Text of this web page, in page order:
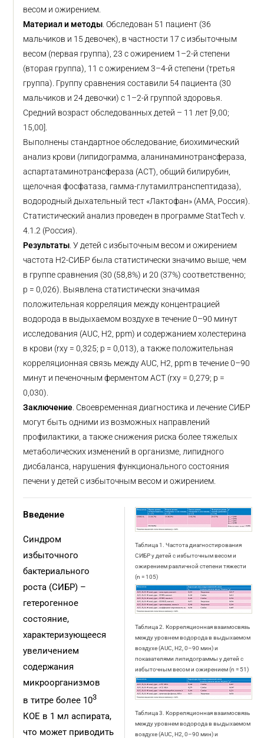
весом и ожирением.
Материал и методы . Обследован 51 пациент (36
мальчиков и 15 девочек), в частности 17 с избыточным
весом (первая группа), 23 с ожирением 1–2-й степени
(вторая группа), 11 с ожирением 3–4-й степени (третья
группа). Группу сравнения составили 54 пациента (30
мальчиков и 24 девочки) с 1–2-й группой здоровья.
Средний возраст обследованных детей – 11 лет [9,00;
15,00].
Выполнены стандартное обследование, биохимический
анализ крови (липидограмма, аланинаминотрансфераза,
аспартатаминотрансфераза (АСТ), общий билирубин,
щелочная фосфатаза, гамма-глутамилтранспептидаза),
водородный дыхательный тест «Лактофан» (АМА, Россия).
Статистический анализ проведен в программе StatTech v.
4.1.2 (Россия).
Результаты . У детей с избыточным весом и ожирением
частота H2-СИБР была статистически значимо выше, чем
в группе сравнения (30 (58,8%) и 20 (37%) соответственно;
p = 0,026). Выявлена статистически значимая
положительная корреляция между концентрацией
водорода в выдыхаемом воздухе в течение 0–90 минут
исследования (AUC, H2, ppm) и содержанием холестерина
в крови (rxy = 0,325; p = 0,013), а также положительная
корреляционная связь между AUC, H2, ppm в течение 0–90
минут и печеночным ферментом АСТ (rxy = 0,279; p =
0,030).
Заключение . Своевременная диагностика и лечение СИБР
могут быть одними из возможных направлений
профилактики, а также снижения риска более тяжелых
метаболических изменений в организме, липидного
дисбаланса, нарушения функционального состояния
печени у детей с избыточным весом и ожирением.
Таблица 1. Частота диагностирования
СИБР у детей с избыточным весом и
ожирением различной степени тяжести
(n = 105)
Таблица 2. Корреляционная взаимосвязь
между уровнем водорода в выдыхаемом
воздухе (AUC, H2, 0–90 мин) и
показателями липидограммы у детей с
избыточным весом и ожирением (n = 51)
Таблица 3. Корреляционная взаимосвязь
между уровнем водорода в выдыхаемом
воздухе (AUC, H2, 0–90 мин) и
Введение
Синдром
избыточного
бактериального
роста (СИБР) –
гетерогенное
состояние,
характеризующееся
увеличением
содержания
микроорганизмов
в титре более 103
КОЕ в 1 мл аспирата,
что может приводить